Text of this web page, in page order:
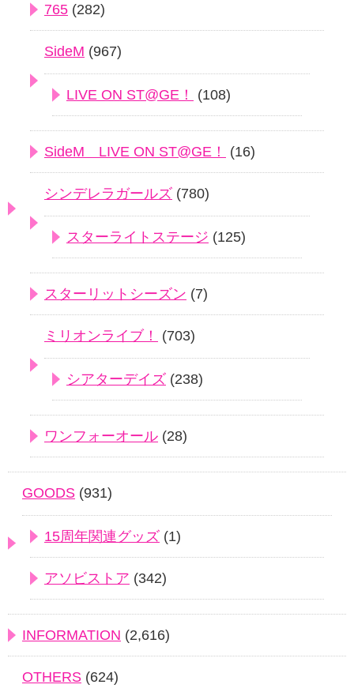
765 (282)
SideM (967)
LIVE ON ST@GE！ (108)
SideM LIVE ON ST@GE！ (16)
シンデレラガールズ (780)
スターライトステージ (125)
スターリットシーズン (7)
ミリオンライブ！ (703)
シアターデイズ (238)
ワンフォーオール (28)
GOODS (931)
15周年関連グッズ (1)
アソビストア (342)
INFORMATION (2,616)
OTHERS (624)